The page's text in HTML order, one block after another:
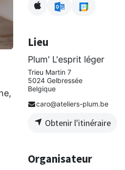
Lieu
Plum' L'esprit léger
Trieu Martin 7
5024 Gelbressée
Belgique
caro@ateliers-plum.be
Obtenir l'itinéraire
Organisateur